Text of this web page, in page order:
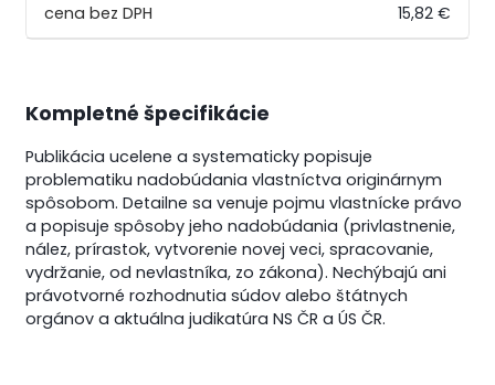
15,82 €
Kompletné špecifikácie
Publikácia ucelene a systematicky popisuje
problematiku nadobúdania vlastníctva originárnym
spôsobom. Detailne sa venuje pojmu vlastnícke právo
a popisuje spôsoby jeho nadobúdania (privlastnenie,
nález, prírastok, vytvorenie novej veci, spracovanie,
vydržanie, od nevlastníka, zo zákona). Nechýbajú ani
právotvorné rozhodnutia súdov alebo štátnych
orgánov a aktuálna judikatúra NS ČR a ÚS ČR.